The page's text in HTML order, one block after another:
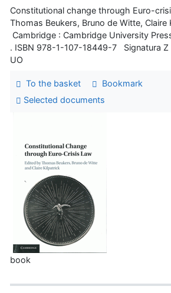
Constitutional change through Euro-
Thomas Beukers, Bruno de Witte, Claire
Cambridge : Cambridge University
. ISBN 978-1-107-18449-7 Signatura Z
UO
To the basket
Bookmark
Selected documents
book